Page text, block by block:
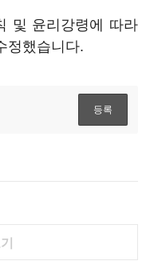
및 윤리강령에 따라
정했습니다.